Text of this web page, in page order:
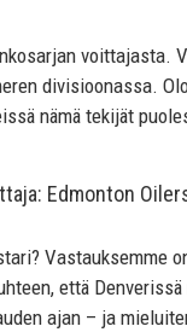
voittajasta.
divisioonassa.
nämä tekijät
Edmonton
Vastauksemme
että
ajan – ja